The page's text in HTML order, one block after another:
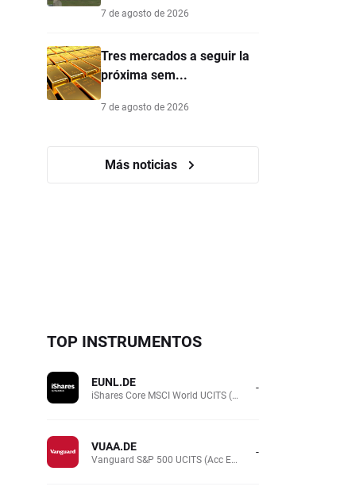
7 de agosto de 2026
Tres mercados a seguir la
próxima sem...
7 de agosto de 2026
Más noticias
TOP INSTRUMENTOS
EUNL.DE
iShares Core MSCI World UCITS (Acc EUR) -
VUAA.DE
Vanguard S&P 500 UCITS (Acc EUR) -